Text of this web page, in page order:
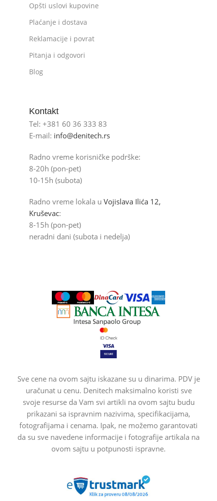
Opšti uslovi kupovine
Plaćanje i dostava
Reklamacije i povrat
Pitanja i odgovori
Blog
Kontakt
Tel: +381 60 36 333 83
E-mail: info@denitech.rs
Radno vreme korisničke podrške:
8-20h (pon-pet)
10-15h (subota)
Radno vreme lokala u Vojislava Ilića 12,
Kruševac:
8-15h (pon-pet)
neradni dani (subota i nedelja)
Sve cene na ovom sajtu iskazane su u dinarima. PDV je
uračunat u cenu. Denitech maksimalno koristi sve
svoje resurse da Vam svi artikli na ovom sajtu budu
prikazani sa ispravnim nazivima, specifikacijama,
fotografijama i cenama. Ipak, ne možemo garantovati
da su sve navedene informacije i fotografije artikala na
ovom sajtu u potpunosti ispravne.